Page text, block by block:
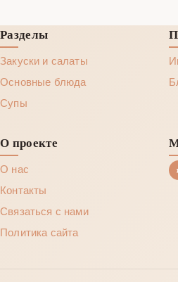
Разделы
Закуски и салаты
Основные блюда
Супы
О проекте
О нас
Контакты
Связаться с нами
Политика сайта